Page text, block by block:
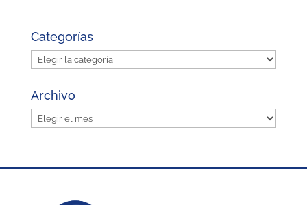
Categorías
Categorías
Archivo
Archivo